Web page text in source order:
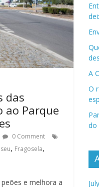
das
ao Parque
0 Comment
, Fragosela,
e melhora a
A
O
do